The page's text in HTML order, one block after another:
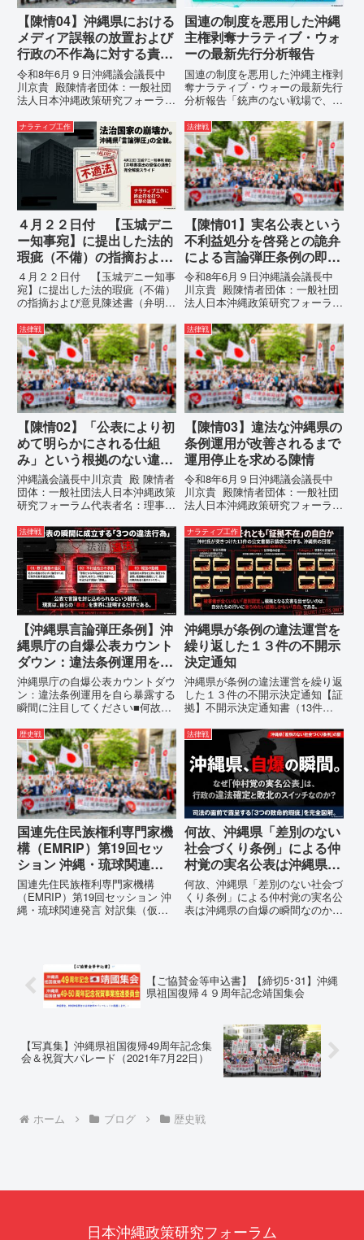
【陳情04】沖縄県における
メディア誤報の放置および
行政の不作為に対する責任
追及と再発防止策を求める
陳情
令和8年6月９日沖縄議会議長中
川京貴 殿陳情者団体：一般社団
法人日本沖縄政策研究フォーラム
所：沖縄県那覇市電 話：080-
【陳情03】沖縄県におけるメデ
ィア誤報の放置および行政の不作
為に対する責任追及と再発防...
国連の制度を悪用した沖縄
主権剥奪ナラティブ・ウォ
ーの最新先行分析報告
国連の制度を悪用した沖縄主権剥
奪ナラティブ・ウォーの最新先行
分析報告「銃声のない戦場で、日
いる。」現代の戦争は、ミサイル
が飛来する以前に始まっていま
す。国連という国際的な舞台で、
巧妙な「言説（ナラティブ）」が
張...
ナラティブ工作
４月２２日付 【玉城デニ
ー知事宛】に提出した法的
瑕疵（不備）の指摘および
意見陳述書（弁明書）提出
の留保の通告
４月２２日付 【玉城デニー知事
宛】に提出した法的瑕疵（不備）
の指摘および意見陳述書（弁明
に、玉城デニー宛に以下の違法状
態の指摘と意見陳述（弁明）留保
の通告を行いました。沖縄県は、
この時は、違法を認めて軌道修正
す...
法律戦
【陳情01】実名公表という
不利益処分を啓発との詭弁
による言論弾圧条例の即時
運用停止を求める陳情
令和8年6月９日沖縄議会議長中
川京貴 殿陳情者団体：一般社団
法人日本沖縄政策研究フォーラム
所：沖縄県那覇市電 話：
080- 実名公表という不利益処分
を啓発との詭弁による言論弾圧条
例の即時運用停止を求める陳情
1...
法律戦
【陳情02】「公表により初
めて明らかにされる仕組
み」という根拠のない違法
運用の指摘と条例運用の停
止を求める陳情書
沖縄議会議長中川京貴 殿 陳情者
団体：一般社団法人日本沖縄政策
研究フォーラム代表者名：理事
市電 話：080- 「公表により初
めて明らかにされる仕組み」とい
う根拠のない違法運用の指摘と条
例運用の停止を求める陳情...
法律戦
【陳情03】違法な沖縄県の
条例運用が改善されるまで
運用停止を求める陳情
令和8年6月９日沖縄議会議長中
川京貴 殿陳情者団体：一般社団
法人日本沖縄政策研究フォーラム
所：沖縄県那覇市電 話：080-違
法な沖縄県の条例運用が改善され
るまで運用停止を求める陳情陳情
の趣旨沖縄県は、「沖縄県...
法律戦
【沖縄県言論弾圧条例】沖
縄県庁の自爆公表カウント
ダウン：違法条例運用を自
ら暴露する瞬間に注目して
ください
沖縄県庁の自爆公表カウントダウ
ン：違法条例運用を自ら暴露する
瞬間に注目してください■何故、
テルを貼りたい本当の理由「なぜ
沖縄県庁は、法を無視してまで私
を封じ込めようとするのか。」そ
の理由は明確です。県政が統治
の...
ナラティブ工作
沖縄県が条例の違法運営を
繰り返した１３件の不開示
決定通知
沖縄県が条例の違法運営を繰り返
した１３件の不開示決定通知【証
拠】不開示決定通知書（13件）
が請求した「差別認定の根拠」に
対し、県は全て非開示・存否応答
拒否を突きつけました。これは、
彼らが行政手続きの正当性を失
歴史戦
国連先住民族権利専門家機
構（EMRIP）第19回セッ
ション 沖縄・琉球関連発
言 対訳集（仮訳）
国連先住民族権利専門家機構
（EMRIP）第19回セッション 沖
縄・琉球関連発言 対訳集（仮
定、PFAS（有機フッ素化合物）
問題、米軍基地、伝統文化（...
法律戦
何故、沖縄県「差別のない
社会づくり条例」による仲
村覚の実名公表は沖縄県の
自爆の瞬間なのか？その3
つの理由。
何故、沖縄県「差別のない社会づ
くり条例」による仲村覚の実名公
表は沖縄県の自爆の瞬間なのか？
い込むための「仕上げ」だと考え
て...
【ご協賛金等申込書】【締切5･31】沖縄
県祖国復帰４９周年記念靖国集会
【写真集】沖縄県祖国復帰49周年記念集
会＆祝賀大パレード（2021年7月22日）
ホーム ブログ 歴史戦
日本沖縄政策研究フォーラム